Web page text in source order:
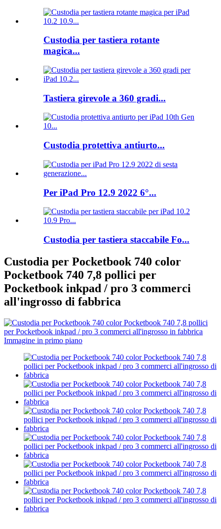
Custodia per tastiera rotante
magica...
Tastiera girevole a 360 gradi...
Custodia protettiva antiurto...
Per iPad Pro 12.9 2022 6°...
Custodia per tastiera staccabile Fo...
Custodia per Pocketbook 740 color
Pocketbook 740 7,8 pollici per
Pocketbook inkpad / pro 3 commerci
all'ingrosso di fabbrica